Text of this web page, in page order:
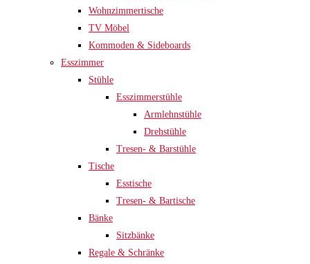
Wohnzimmertische
TV Möbel
Kommoden & Sideboards
Esszimmer
Stühle
Esszimmerstühle
Armlehnstühle
Drehstühle
Tresen- & Barstühle
Tische
Esstische
Tresen- & Bartische
Bänke
Sitzbänke
Regale & Schränke